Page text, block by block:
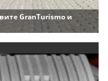
GranTurismo и